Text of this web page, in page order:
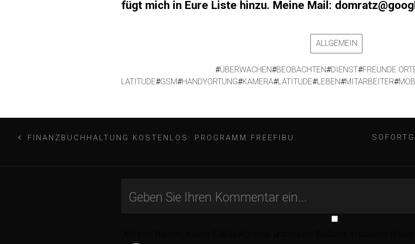
fügt mich in Eure Liste hinzu. Meine Mail:
ALLGEMEIN
#ÜBERWACHEN#BEOBACHTEN#DIENST#FREUNDE
LATITUDE#GSM#HANDYORTUNG#KAMERA#LATITUDE#LEBEN#MITARBEITER#
FINANZBUCHHALTUNG KOSTENLOS: PROGRAMM FREEFIBU.